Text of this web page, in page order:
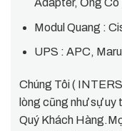
Adapter, Ống
Modul Quang :
UPS : APC,
Chúng Tôi (
lòng cũng như sự
Quý Khách